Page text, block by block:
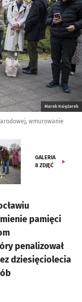
Marek Księżarek
wmurowanie
GALERIA
8 ZDJĘĆ
pamięci
penalizował
dziesięciolecia